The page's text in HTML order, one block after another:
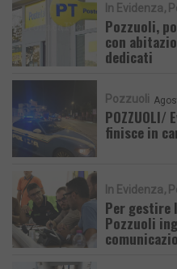
In Evidenza
Pozzuoli,
con
dedicati
Pozzuoli
finisce in
In Evidenza
Per gestire
Pozzuoli